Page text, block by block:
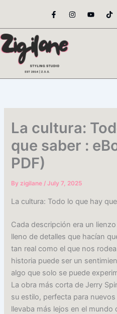
content
F
a
e
o
o
-
I
n
t
Y
o
t
T
i
t
La cultura:
que saber :
PDF)
Byzigilane/July 7, 2025
La cultura: Todo lo que hay
Cada descripción era un
lleno de detalles que hacían
tan real como el que nos
historia puede ser un
algo que solo se puede
La obra más corta de Jerry
su estilo, perfecta para
llevaba más lejos en el mundo